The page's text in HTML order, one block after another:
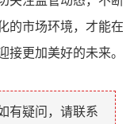
的市场环境，才能在
接更加美好的未来。
有疑问，请联系